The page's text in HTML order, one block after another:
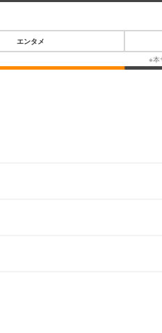
エンタメ